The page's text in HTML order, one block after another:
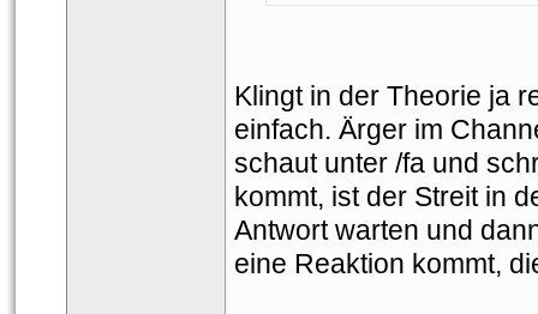
Klingt in der Theorie ja
einfach. Ärger im
chaut unter /fa und
kommt, ist der Streit in
Antwort warten und
eine Reaktion kommt,